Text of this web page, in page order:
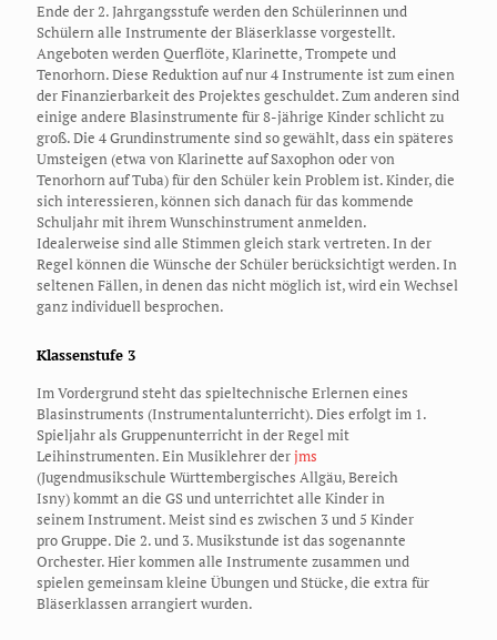
Ende der 2. Jahrgangsstufe werden den Schülerinnen und
Schülern alle Instrumente der Bläserklasse vorgestellt.
Angeboten werden Querflöte, Klarinette, Trompete und
Tenorhorn. Diese Reduktion auf nur 4 Instrumente ist zum einen
der Finanzierbarkeit des Projektes geschuldet. Zum anderen sind
einige andere Blasinstrumente für 8-jährige Kinder schlicht zu
groß. Die 4 Grundinstrumente sind so gewählt, dass ein späteres
Umsteigen (etwa von Klarinette auf Saxophon oder von
Tenorhorn auf Tuba) für den Schüler kein Problem ist. Kinder, die
sich interessieren, können sich danach für das kommende
Schuljahr mit ihrem Wunschinstrument anmelden.
Idealerweise sind alle Stimmen gleich stark vertreten. In der
Regel können die Wünsche der Schüler berücksichtigt werden. In
seltenen Fällen, in denen das nicht möglich ist, wird ein Wechsel
ganz individuell besprochen.
Klassenstufe 3
Im Vordergrund steht das spieltechnische Erlernen eines
Blasinstruments (Instrumentalunterricht). Dies erfolgt im 1.
Spieljahr als Gruppenunterricht in der Regel mit
Leihinstrumenten. Ein Musiklehrer derjms
(Jugendmusikschule Württembergisches Allgäu, Bereich
Isny) kommt an die GS und unterrichtet alle Kinder in
seinem Instrument. Meist sind es zwischen 3 und 5 Kinder
pro Gruppe. Die 2. und 3. Musikstunde ist das sogenannte
Orchester. Hier kommen alle Instrumente zusammen und
spielen gemeinsam kleine Übungen und Stücke, die extra für
Bläserklassen arrangiert wurden.